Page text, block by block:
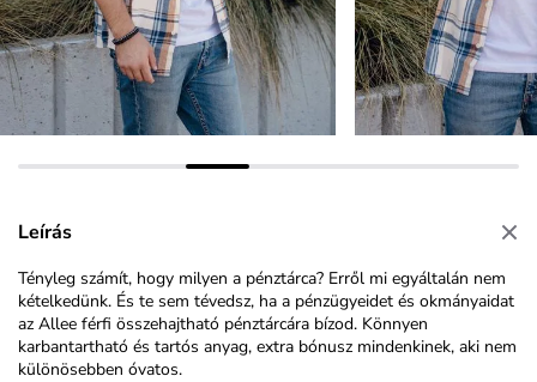
Leírás
Tényleg számít, hogy milyen a pénztárca? Erről mi egyáltalán nem
kételkedünk. És te sem tévedsz, ha a pénzügyeidet és okmányaidat
az Allee férfi összehajtható pénztárcára bízod. Könnyen
karbantartható és tartós anyag, extra bónusz mindenkinek, aki nem
különösebben óvatos.